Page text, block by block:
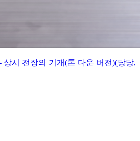
상시 전장의 기개(톤 다운 버전)(당당,